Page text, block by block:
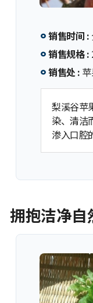
销售时间 :
销售规格 :
销售处 :
梨溪谷苹
染、清洁
渗入口腔
拥抱洁净自